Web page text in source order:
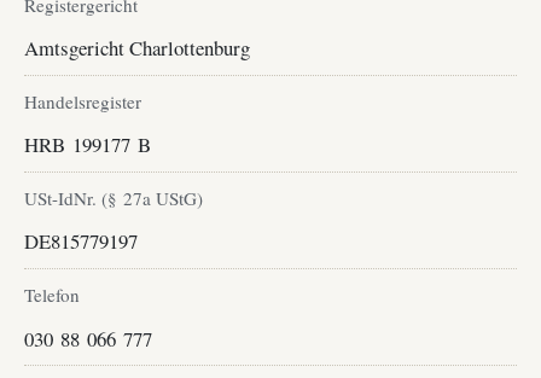
Amtsgericht Charlottenburg
Handelsregister
HRB 199177 B
USt-IdNr. (§ 27a UStG)
DE815779197
Telefon
030 88 066 777